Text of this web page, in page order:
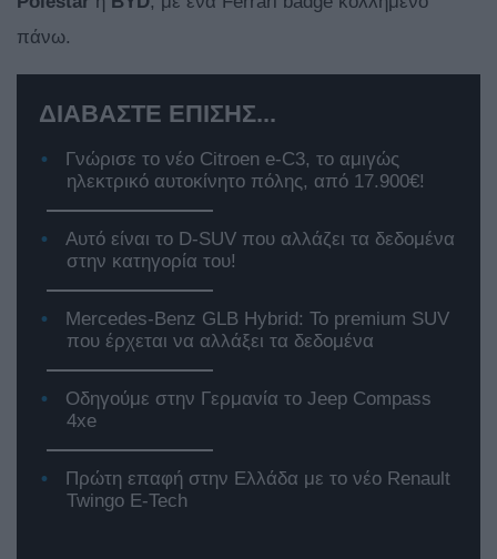
πάνω.
ΔΙΑΒΑΣΤΕ ΕΠΙΣΗΣ...
Γνώρισε το νέο Citroen e-C3, το αμιγώς
ηλεκτρικό αυτοκίνητο πόλης, από 17.900€!
Αυτό είναι το D-SUV που αλλάζει τα δεδομένα
στην κατηγορία του!
Mercedes-Benz GLB Hybrid: Το premium SUV
που έρχεται να αλλάξει τα δεδομένα
Οδηγούμε στην Γερμανία το Jeep Compass
4xe
Πρώτη επαφή στην Ελλάδα με το νέο Renault
Twingo E-Tech